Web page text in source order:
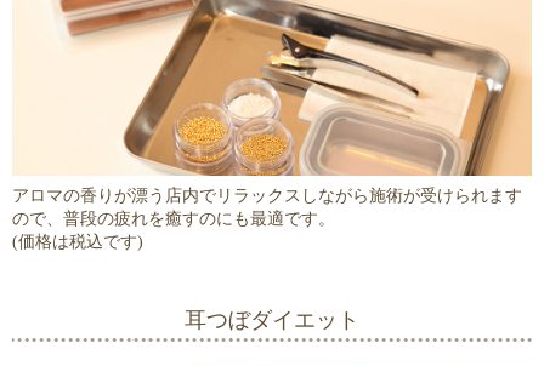
アロマの香りが漂う店内でリラックスしながら施術が受けられます
ので、普段の疲れを癒すのにも最適です。
(価格は税込です)
耳つぼダイエット